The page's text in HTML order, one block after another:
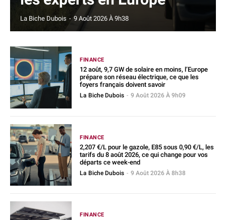
La Biche Dubois - 9 Août 2026 À 9h38
FINANCE
12 août, 9,7 GW de solaire en moins, l’Europe
prépare son réseau électrique, ce que les
foyers français doivent savoir
La Biche Dubois - 9 Août 2026 À 9h09
FINANCE
2,207 €/L pour le gazole, E85 sous 0,90 €/L, les
tarifs du 8 août 2026, ce qui change pour vos
départs ce week-end
La Biche Dubois - 9 Août 2026 À 8h38
FINANCE